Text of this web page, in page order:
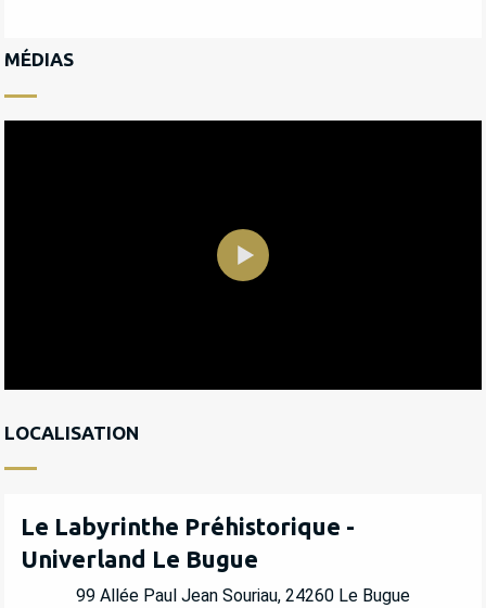
MÉDIAS
LOCALISATION
Le Labyrinthe Préhistorique -
Univerland Le Bugue
99 Allée Paul Jean Souriau, 24260 Le Bugue